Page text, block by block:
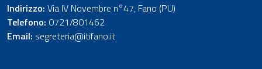
Indirizzo: Via IV Novembre n°47, Fano (PU)
Telefono: 0721/801462
Email: segreteria@itifano.it